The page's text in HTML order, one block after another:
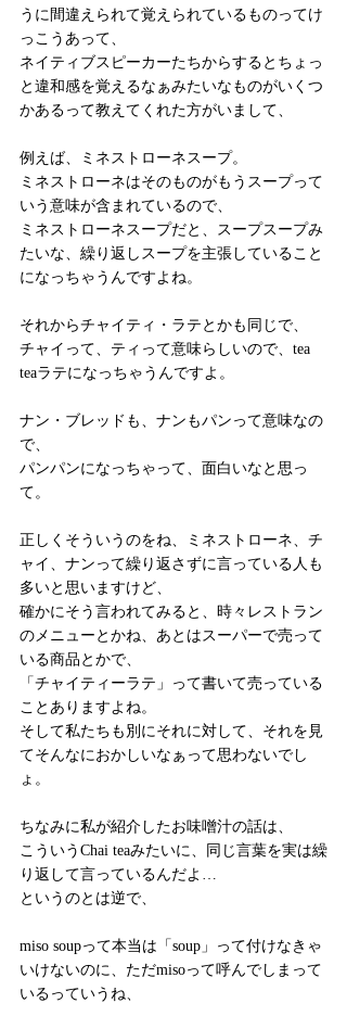
うに間違えられて覚えられているものってけ
っこうあって、
ネイティブスピーカーたちからするとちょっ
と違和感を覚えるなぁみたいなものがいくつ
かあるって教えてくれた方がいまして、
例えば、ミネストローネスープ。
ミネストローネはそのものがもうスープって
いう意味が含まれているので、
ミネストローネスープだと、スープスープみ
たいな、繰り返しスープを主張していること
になっちゃうんですよね。
それからチャイティ・ラテとかも同じで、
チャイって、ティって意味らしいので、tea
teaラテになっちゃうんですよ。
ナン・ブレッドも、ナンもパンって意味なの
で、
パンパンになっちゃって、面白いなと思っ
て。
正しくそういうのをね、ミネストローネ、チ
ャイ、ナンって繰り返さずに言っている人も
多いと思いますけど、
確かにそう言われてみると、時々レストラン
のメニューとかね、あとはスーパーで売って
いる商品とかで、
「チャイティーラテ」って書いて売っている
ことありますよね。
そして私たちも別にそれに対して、それを見
てそんなにおかしいなぁって思わないでし
ょ。
ちなみに私が紹介したお味噌汁の話は、
こういうChai teaみたいに、同じ言葉を実は繰
り返して言っているんだよ…
というのとは逆で、
miso soupって本当は「soup」って付けなきゃ
いけないのに、ただmisoって呼んでしまって
いるっていうね、